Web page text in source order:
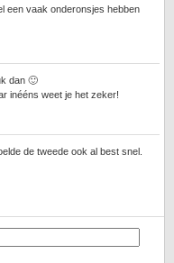
een vaak onderonsjes hebben
dan 🙂
inééns weet je het zeker!
de tweede ook al best snel.